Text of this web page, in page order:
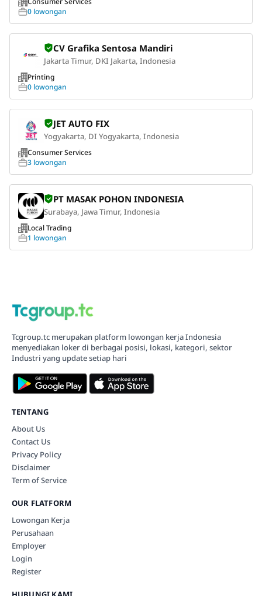
0 lowongan
CV Grafika Sentosa Mandiri
Jakarta Timur, DKI Jakarta, Indonesia
Printing
0 lowongan
JET AUTO FIX
Yogyakarta, DI Yogyakarta, Indonesia
Consumer Services
3 lowongan
PT MASAK POHON INDONESIA
Surabaya, Jawa Timur, Indonesia
Local Trading
1 lowongan
Tcgroup.tc merupakan platform lowongan kerja Indonesia
menyediakan loker di berbagai posisi, lokasi, kategori, sektor
Industri yang update setiap hari
TENTANG
About Us
Contact Us
Privacy Policy
Disclaimer
Term of Service
OUR FLATFORM
Lowongan Kerja
Perusahaan
Employer
Login
Register